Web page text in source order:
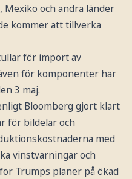
Mexiko och andra länder
kommer att tillverka
för import av
för komponenter har
3 maj.
Bloomberg gjort klart
för bildelar och
med
vinstvarningar och
Trumps planer på ökad